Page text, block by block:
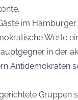
im
Werte
in der
Antidemokraten
Gruppen